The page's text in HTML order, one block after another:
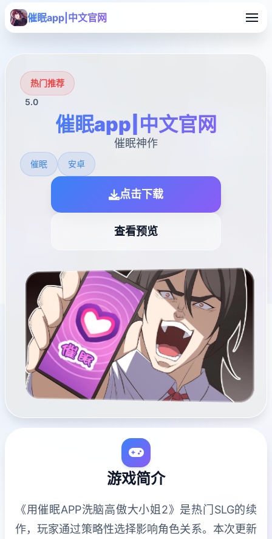
催眠app|中文官网
热门推荐
5.0
催眠app|中文官网
催眠神作
催眠 安卓
点击下载
查看预览
游戏简介
《用催眠APP洗脑高傲大小姐2》是热门SLG的续
作，玩家通过策略性选择影响角色关系。本次更新